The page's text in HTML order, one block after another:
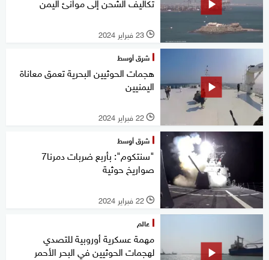
l 23 فبراير 2024
شرق أوسط
هجمات الحوثيين البحرية تعمق معاناة
اليمنيين
l 22 فبراير 2024
شرق أوسط
"سنتكوم": بأربع ضربات دمرنا7
صواريخ حوثية
l 22 فبراير 2024
عالم
مهمة عسكرية أوروبية للتصدي
لهجمات الحوثيين في البحر الأحمر